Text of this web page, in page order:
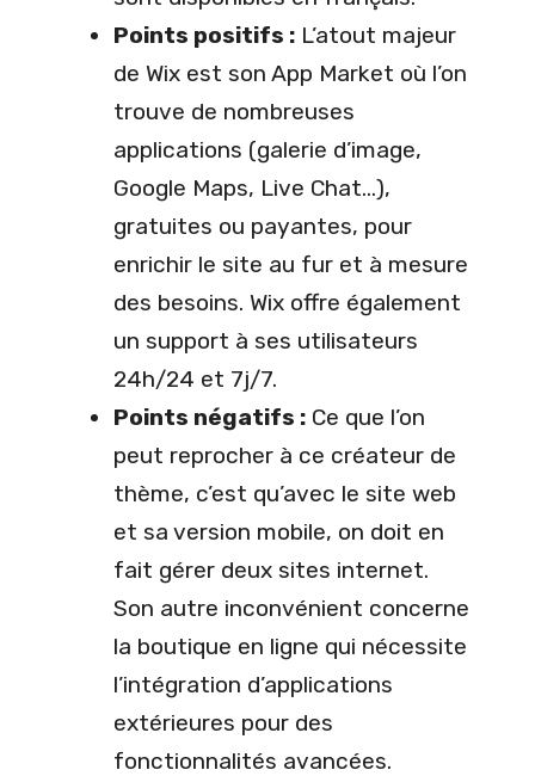
Points positifs : L’atout majeur
de Wix est son App Market où l’on
trouve de nombreuses
applications (galerie d’image,
Google Maps, Live Chat…),
gratuites ou payantes, pour
enrichir le site au fur et à mesure
des besoins. Wix offre également
un support à ses utilisateurs
24h/24 et 7j/7.
Points négatifs : Ce que l’on
peut reprocher à ce créateur de
thème, c’est qu’avec le site web
et sa version mobile, on doit en
fait gérer deux sites internet.
Son autre inconvénient concerne
la boutique en ligne qui nécessite
l’intégration d’applications
extérieures pour des
fonctionnalités avancées.